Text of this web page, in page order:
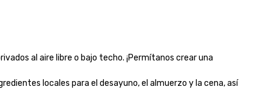
al aire libre o bajo techo. ¡Permítanos crear una
locales para el desayuno, el almuerzo y la cena, así